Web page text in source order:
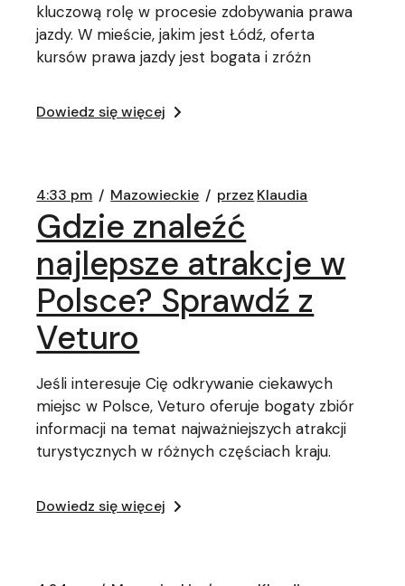
kluczową rolę w procesie zdobywania prawa
jazdy. W mieście, jakim jest Łódź, oferta
kursów prawa jazdy jest bogata i zróżn
Dowiedz się więcej
4:33 pm Mazowieckie przez Klaudia
Gdzie znaleźć
najlepsze atrakcje w
Polsce? Sprawdź z
Veturo
Jeśli interesuje Cię odkrywanie ciekawych
miejsc w Polsce, Veturo oferuje bogaty zbiór
informacji na temat najważniejszych atrakcji
turystycznych w różnych częściach kraju.
Dowiedz się więcej